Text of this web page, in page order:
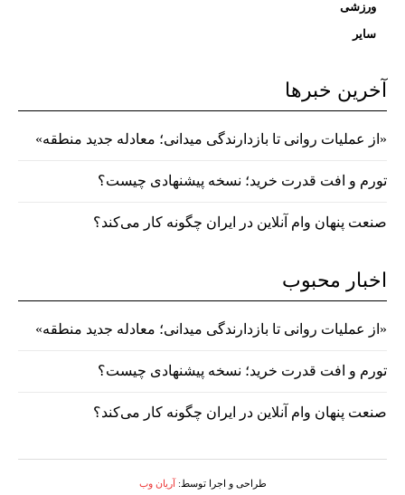
ورزشی
سایر
آخرین خبرها
«از عملیات روانی تا بازدارندگی میدانی؛ معادله جدید منطقه»
تورم و افت قدرت خرید؛ نسخه پیشنهادی چیست؟
صنعت پنهان وام آنلاین در ایران چگونه کار می‌کند؟
اخبار محبوب
«از عملیات روانی تا بازدارندگی میدانی؛ معادله جدید منطقه»
تورم و افت قدرت خرید؛ نسخه پیشنهادی چیست؟
صنعت پنهان وام آنلاین در ایران چگونه کار می‌کند؟
طراحی و اجرا توسط:آریان وب